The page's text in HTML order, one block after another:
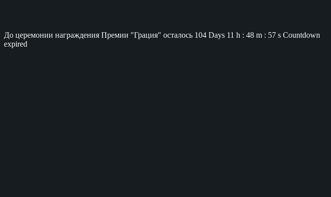
До церемонии награждения Премии "Грация" осталось 104 Days 11 h : 48 m : 56 s Countdown
expired